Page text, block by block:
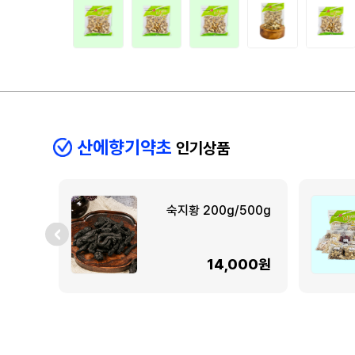
산에향기약초 인기상품
숙지황 200g/500g
14,000원